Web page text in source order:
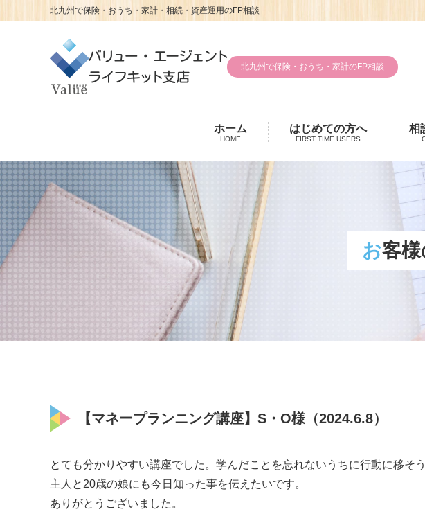
北九州で保険・おうち・家計・相続・資産運用のFP相談
北九州で保険・おうち・家計のFP相談
ホーム
HOME
はじめての方へ
FIRST TIME USERS
相
お客
【マネープランニング講座】S・O様（2024.6.8）
とても分かりやすい講座でした。学んだことを忘れないうちに行動に移そう
主人と20歳の娘にも今日知った事を伝えたいです。
ありがとうございました。